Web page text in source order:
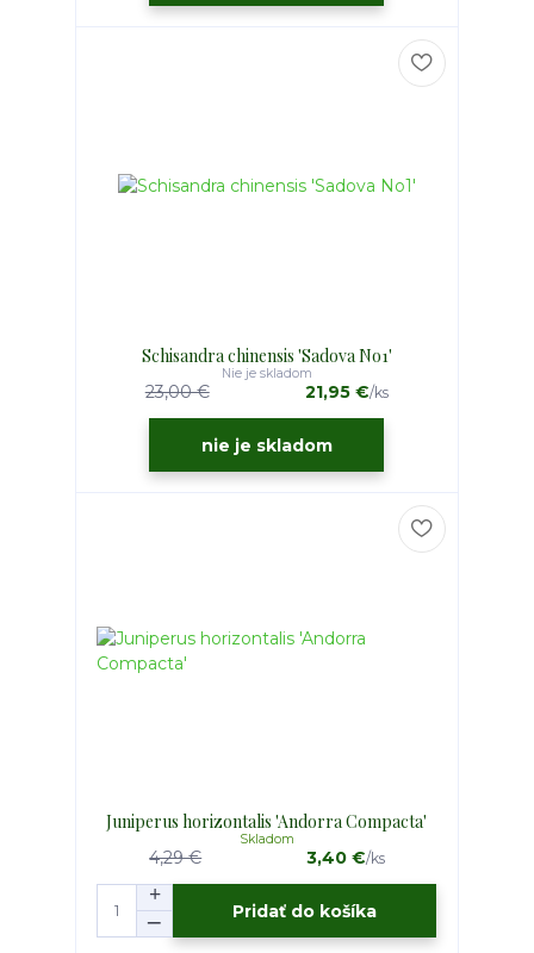
Schisandra chinensis 'Sadova No1'
23,00 € 21,95 €/ks
Nie je skladom
nie je skladom
Juniperus horizontalis 'Andorra Compacta'
4,29 € 3,40 €/ks
Skladom
Pridať do košíka